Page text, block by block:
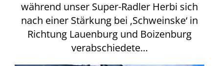
während unser Super-Radler Herbi sich
nach einer Stärkung bei ‚Schweinske‘ in
Richtung Lauenburg und Boizenburg
verabschiedete…